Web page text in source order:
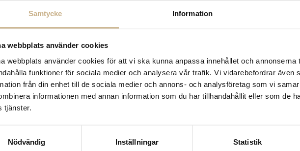
Samtycke Information
webbplats använder cookies
webbplats använder cookies för att vi ska kunna anpassa innehållet och annonserna
funktioner för sociala medier och analysera vår trafik. Vi vidarebefordrar även
från din enhet till de sociala medier och annons- och analysföretag som vi
informationen med annan information som du har tillhandahållit eller som de
tjänster.
Nödvändig
Inställningar Statistik
SPECIFICATION